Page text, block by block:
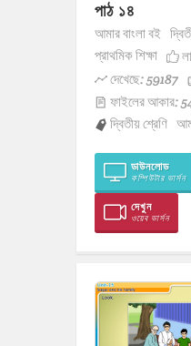
পাঠ ১৪
আমার বাংলা বই
প্রাথমিক শিক্ষা
দেখেছে: 59187
ফাইলের আকার:
দ্বিতীয় শ্রেণি
ডাউনলোড
কম্পিউটার ভার্সন
দেখুন
ওয়েব ভার্সন